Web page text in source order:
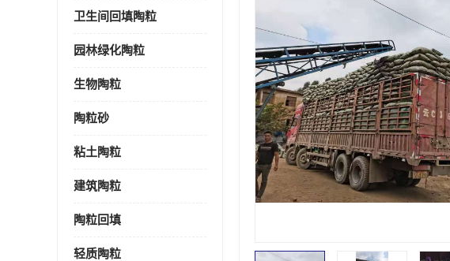
卫生间回填陶粒
园林绿化陶粒
生物陶粒
陶粒砂
粘土陶粒
建筑陶粒
陶粒回填
轻质陶粒